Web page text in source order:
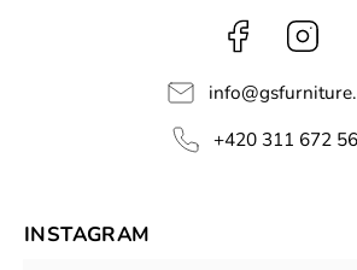
Facebook
info@
+420 311 672
INSTAGRAM